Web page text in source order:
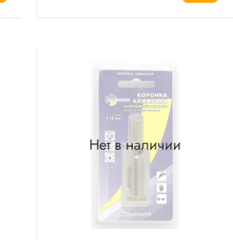
Нет в наличии